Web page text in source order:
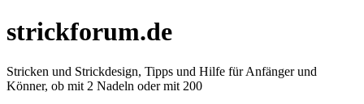
strickforum.de
Stricken und Strickdesign, Tipps und Hilfe für Anfänger und
Könner, ob mit 2 Nadeln oder mit 200